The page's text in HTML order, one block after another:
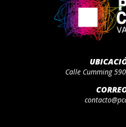
Calle Cumming